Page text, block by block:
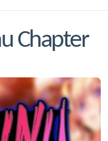
Chapter